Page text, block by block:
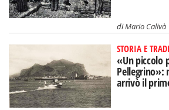
diMario Calivà
STORIA E
«Un piccolo
Pellegrino»:
arrivò il